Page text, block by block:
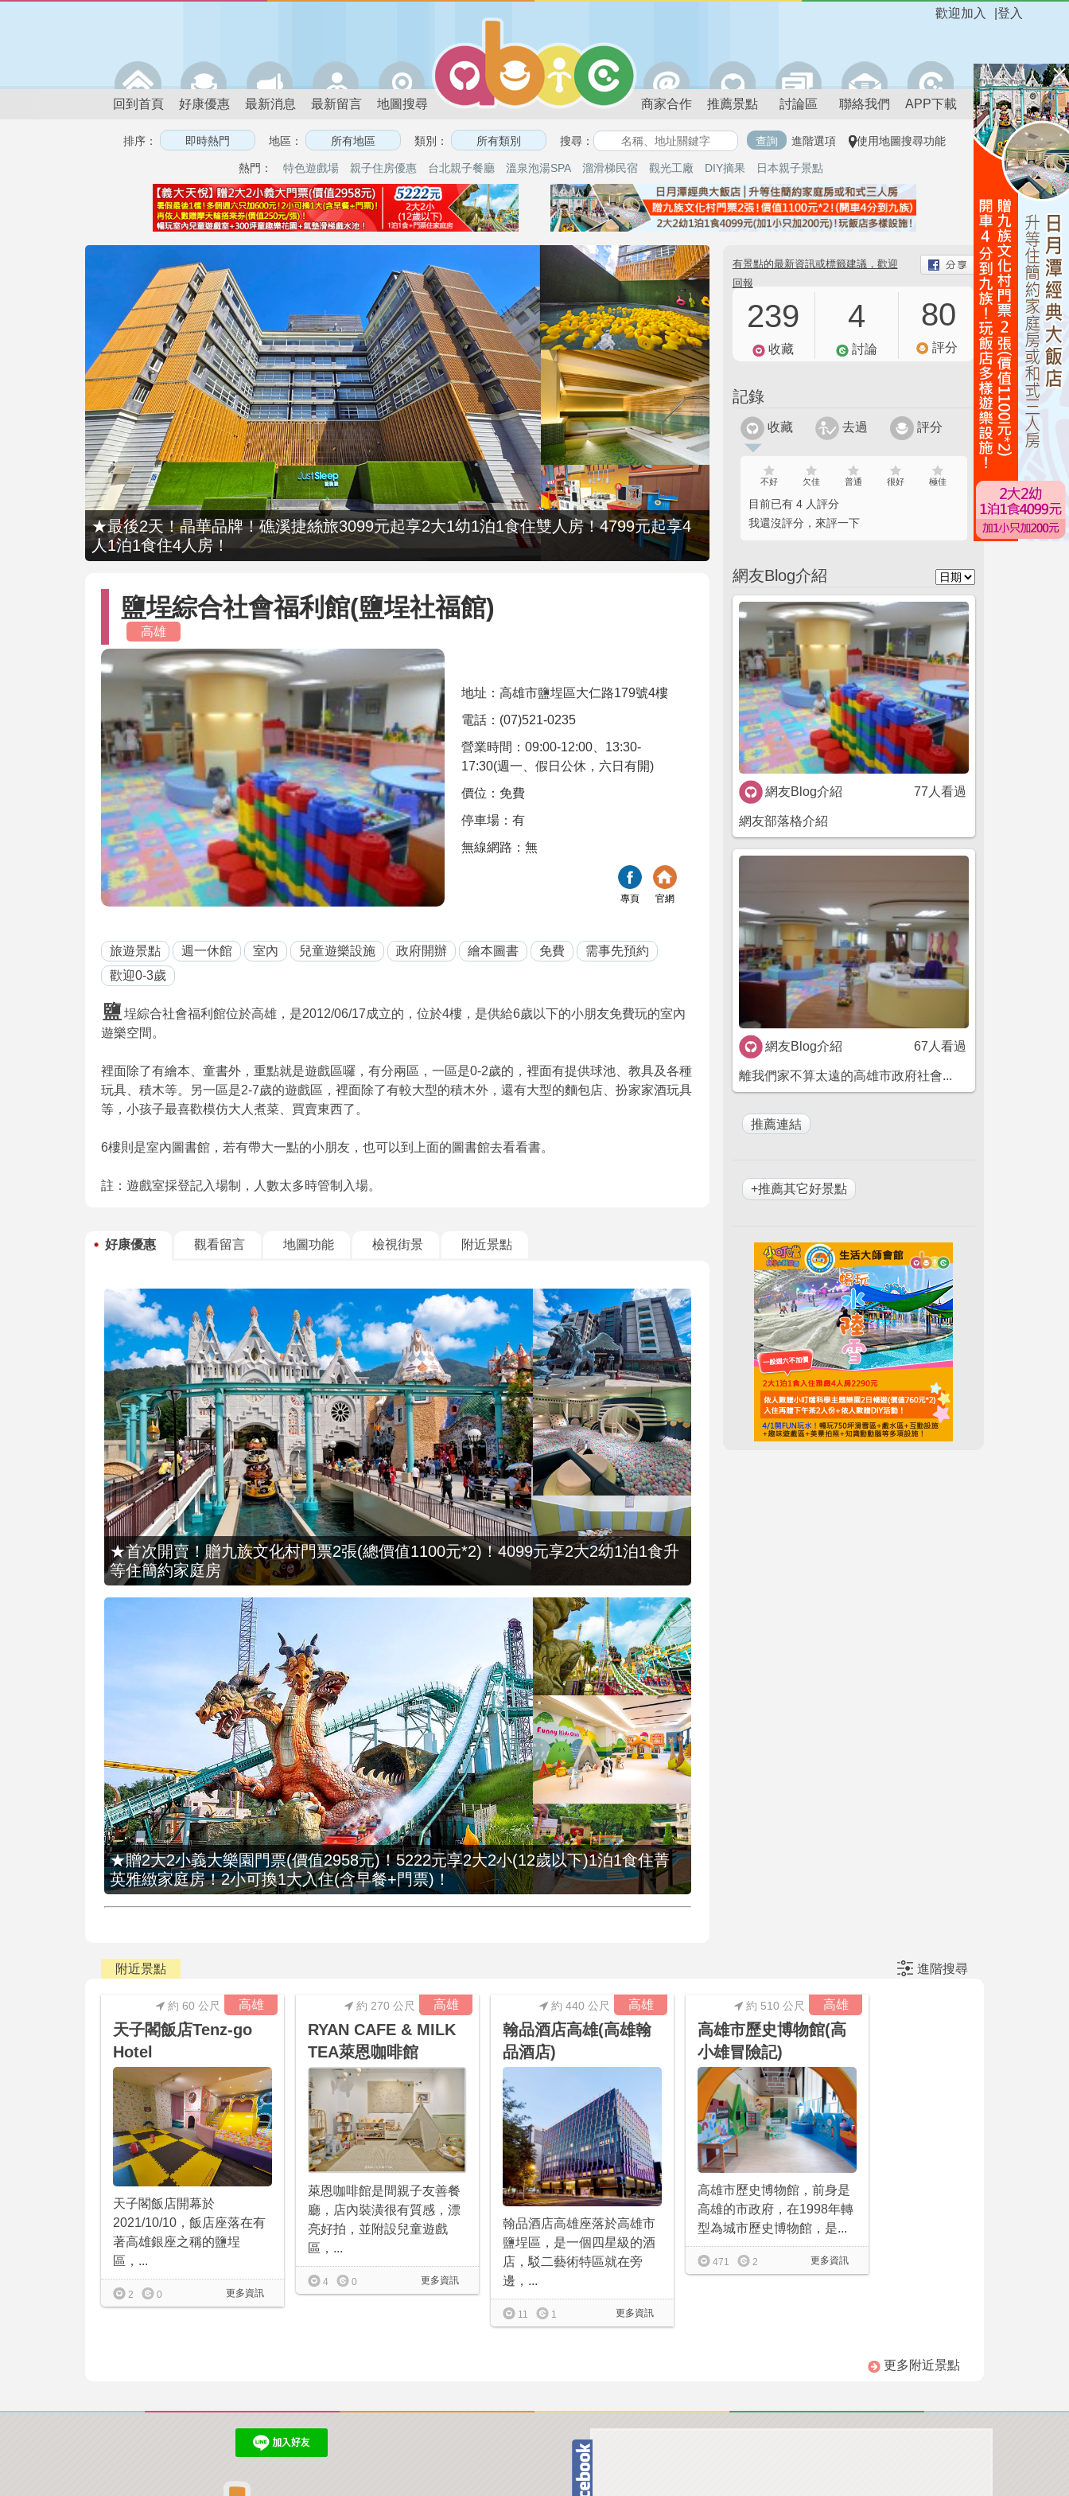
登入
歡迎加入
回到首頁 好康優惠 最新消息 最新留言 地圖搜尋 商家合作 推薦景點 討論區 聯絡我們 APP下載
排序： 地區： 類別： 搜尋： 進階選項 使用地圖搜尋功能
熱門： 特色遊戲場 親子住房優惠 台北親子餐廳 溫泉泡湯SPA 溜滑梯民宿 觀光工廠 DIY摘果 日本親子景點
★最後2天！晶華品牌！礁溪捷絲旅3099元起享2大1幼1泊1食住雙人房！4799元起享4
人1泊1食住4人房！
鹽埕綜合社會福利館(鹽埕社福館)
高雄
地址：高雄市鹽埕區大仁路179號4樓
電話：(07)521-0235
營業時間：09:00-12:00、13:30-
17:30(週一、假日公休，六日有開)
價位：免費
停車場：有
無線網路：無
專頁 官網
旅遊景點 週一休館 室內 兒童遊樂設施 政府開辦 繪本圖書 免費
需事先預約
歡迎0-3歲
鹽 埕綜合社會福利館位於高雄，是2012/06/17成立的，位於4樓，是供給6歲以下的小朋友免費玩的室內
遊樂空間。
裡面除了有繪本、童書外，重點就是遊戲區囉，有分兩區，一區是0-2歲的，裡面有提供球池、教具及各種
玩具、積木等。另一區是2-7歲的遊戲區，裡面除了有較大型的積木外，還有大型的麵包店、扮家家酒玩具
等，小孩子最喜歡模仿大人煮菜、買賣東西了。
6樓則是室內圖書館，若有帶大一點的小朋友，也可以到上面的圖書館去看看書。
註：遊戲室採登記入場制，人數太多時管制入場。
好康優惠 觀看留言 地圖功能 檢視街景 附近景點
★首次開賣！贈九族文化村門票2張(總價值1100元*2)！4099元享2大2幼1泊1食升
等住簡約家庭房
★贈2大2小義大樂園門票(價值2958元)！5222元享2大2小(12歲以下)1泊1食住菁
英雅緻家庭房！2小可換1大入住(含早餐+門票)！
有景點的最新資訊或標籤建議，歡迎
回報
239
收藏
4
討論
80
評分
記錄
收藏 去過 評分
不好 欠佳 普通 很好 極佳
目前已有 4 人評分
我還沒評分，來評一下
網友Blog介紹
網友Blog介紹 77人看過
網友部落格介紹
網友Blog介紹 67人看過
離我們家不算太遠的高雄市政府社會...
+推薦其它好景點
附近景點 進階搜尋
高雄
約 60 公尺
天子閣飯店Tenz-go
Hotel
天子閣飯店開幕於
2021/10/10，飯店座落在有
著高雄銀座之稱的鹽埕
區，...
更多資訊
2 0
高雄
約 270 公尺
RYAN CAFE & MILK
TEA萊恩咖啡館
萊恩咖啡館是間親子友善餐
廳，店內裝潢很有質感，漂
亮好拍，並附設兒童遊戲
區，...
更多資訊
4 0
高雄
約 440 公尺
翰品酒店高雄(高雄翰
品酒店)
翰品酒店高雄座落於高雄市
鹽埕區，是一個四星級的酒
店，駁二藝術特區就在旁
邊，...
更多資訊
11 1
高雄
約 510 公尺
高雄市歷史博物館(高
小雄冒險記)
高雄市歷史博物館，前身是
高雄的市政府，在1998年轉
型為城市歷史博物館，是...
更多資訊
471 2
更多附近景點